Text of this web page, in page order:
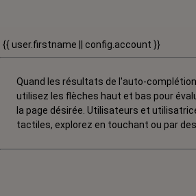
{{ user.firstname || config.account }}
Quand les résultats de l'auto-
utilisez les flèches haut et bas pour
la page désirée. Utilisateurs et
tactiles, explorez en touchant ou par